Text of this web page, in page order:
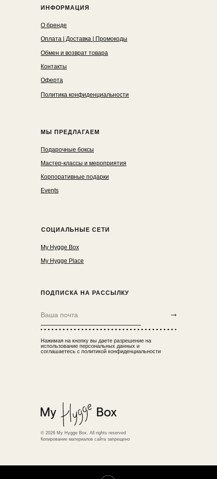
ИНФОРМАЦИЯ
МЫ ПРЕДЛАГАЕМ
СОЦИАЛЬНЫЕ СЕТИ
© 2026 My Hygge Box. All rights reserved
Копирование материалов сайта запрещено
→
Нажимая на кнопку вы даете разрешение на
использование персональных данных и
соглашаетесь с политикой конфиденциальности
ПОДПИСКА НА РАССЫЛКУ
О бренде
Оплата | Доставка | Промокоды
Обмен и возврат товара
Контакты
Оферта
Политика конфиденциальности
Подарочные боксы
Мастер-классы и мероприятия
Корпоративные подарки
Events
My Hygge Box
My Hygge Place